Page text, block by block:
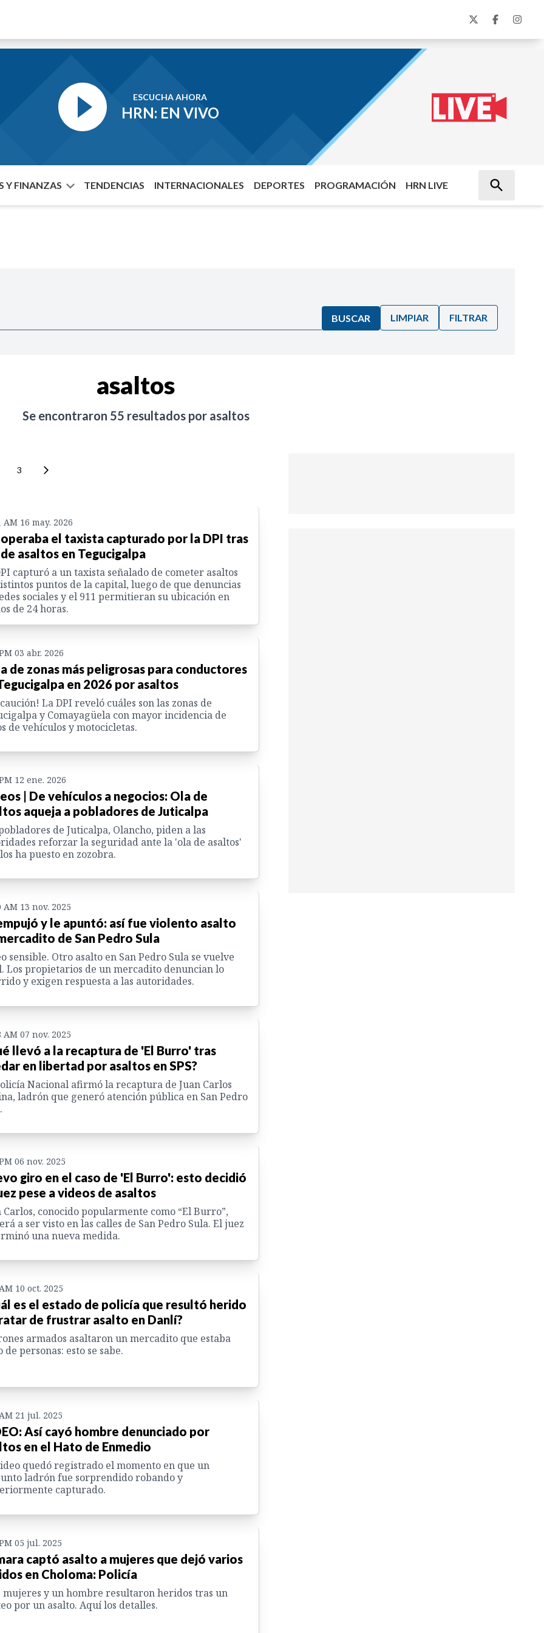
ESCUCHA AHORA
HRN: EN VIVO
Y FINANZAS TENDENCIAS INTERNACIONALES DEPORTES PROGRAMACIÓN HRN LIVE
BUSCAR LIMPIAR FILTRAR
asaltos
Se encontraron 55 resultados por asaltos
3
AM 16 may. 2026
el taxista capturado por la DPI tras
asaltos en Tegucigalpa
capturó a un taxista señalado de cometer asaltos
puntos de la capital, luego de que denuncias
sociales y el 911 permitieran su ubicación en
de 24 horas.
03 abr. 2026
de zonas más peligrosas para conductores
en 2026 por asaltos
La DPI reveló cuáles son las zonas de
y Comayagüela con mayor incidencia de
de vehículos y motocicletas.
12 ene. 2026
| De vehículos a negocios: Ola de
aqueja a pobladores de Juticalpa
de Juticalpa, Olancho, piden a las
reforzar la seguridad ante la 'ola de asaltos'
ha puesto en zozobra.
AM 13 nov. 2025
y le apuntó: así fue violento asalto
de San Pedro Sula
sensible. Otro asalto en San Pedro Sula se vuelve
Los propietarios de un mercadito denuncian lo
y exigen respuesta a las autoridades.
AM 07 nov. 2025
llevó a la recaptura de 'El Burro' tras
en libertad por asaltos en SPS?
Nacional afirmó la recaptura de Juan Carlos
ladrón que generó atención pública en San Pedro
06 nov. 2025
giro en el caso de 'El Burro': esto decidió
pese a videos de asaltos
Carlos, conocido popularmente como “El Burro”,
a ser visto en las calles de San Pedro Sula. El juez
una nueva medida.
10 oct. 2025
es el estado de policía que resultó herido
de frustrar asalto en Danlí?
armados asaltaron un mercadito que estaba
de personas: esto se sabe.
21 jul. 2025
Así cayó hombre denunciado por
en el Hato de Enmedio
quedó registrado el momento en que un
ladrón fue sorprendido robando y
capturado.
05 jul. 2025
captó asalto a mujeres que dejó varios
en Choloma: Policía
mujeres y un hombre resultaron heridos tras un
por un asalto. Aquí los detalles.